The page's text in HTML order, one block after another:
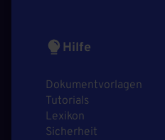
Hilfe
Dokumentvorlagen
Tutorials
Lexikon
Sicherheit